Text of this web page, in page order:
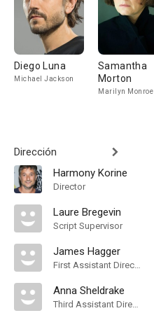
Diego Luna
Michael Jackson
Samantha
Morton
Marilyn Monroe
Dirección
Harmony Korine
Director
Laure Bregevin
Script Supervisor
James Hagger
First Assistant Director
Anna Sheldrake
Third Assistant Director